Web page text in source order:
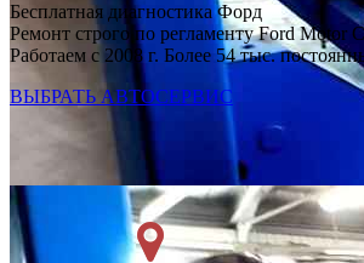
Бесплатная диагностика Форд
Ремонт строго по регламенту Ford Motor
Работаем с 2008 г. Более 54 тыс.
ВЫБРАТЬ АВТОСЕРВИС